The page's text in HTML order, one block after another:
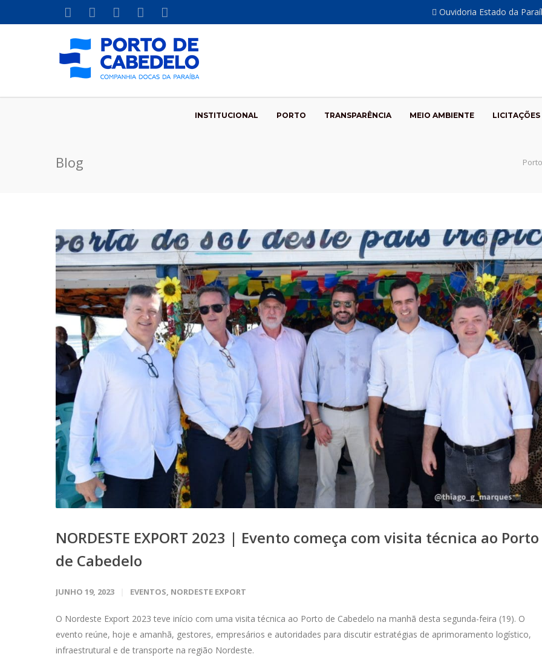
Ouvidoria Estado da
INSTITUCIONAL PORTO TRANSPARÊNCIA MEIO AMBIENTE LICITAÇÕES
Blog
NORDESTE EXPORT 2023 | Evento começa com visita técnica ao Porto
de Cabedelo
JUNHO 19, 2023 EVENTOS, NORDESTE EXPORT
O Nordeste Export 2023 teve início com uma visita técnica ao Porto de Cabedelo na manhã desta segunda-feira (19). O
evento reúne, hoje e amanhã, gestores, empresários e autoridades para discutir estratégias de aprimoramento logístico,
infraestrutural e de transporte na região Nordeste.